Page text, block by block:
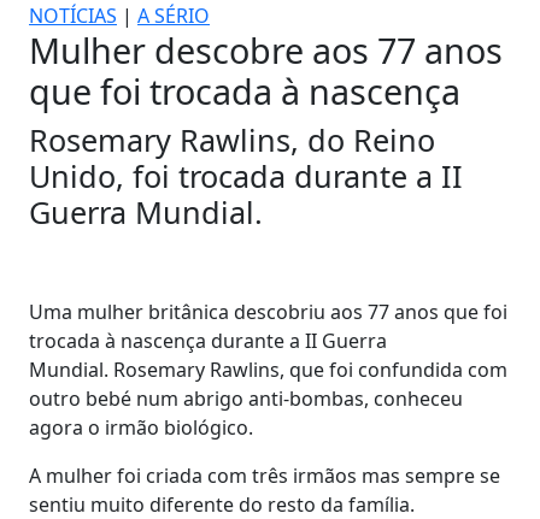
NOTÍCIAS | A SÉRIO
Mulher descobre aos 77 anos
que foi trocada à nascença
Rosemary Rawlins, do Reino
Unido, foi trocada durante a II
Guerra Mundial.
Uma mulher britânica descobriu aos 77 anos que foi
trocada à nascença durante a II Guerra
Mundial. Rosemary Rawlins, que foi confundida com
outro bebé num abrigo anti-bombas, conheceu
agora o irmão biológico.
A mulher foi criada com três irmãos mas sempre se
sentiu muito diferente do resto da família.